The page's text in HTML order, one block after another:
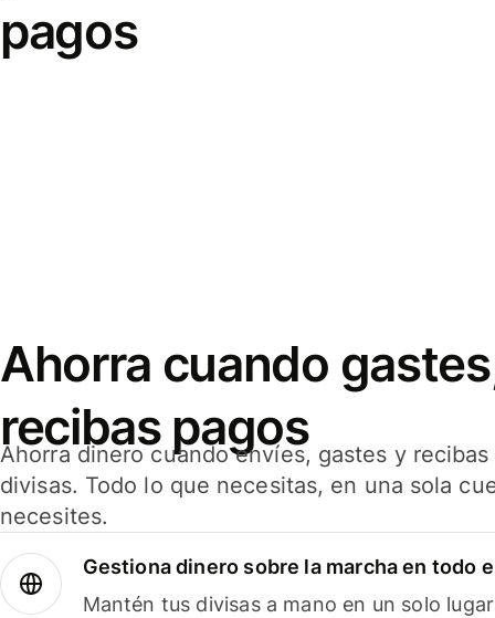
pagos
Ahorra cuando
recibas pagos
Ahorra dinero cuando envíes, gastes y
divisas. Todo lo que necesitas, en una sola
necesites.
Gestiona dinero sobre la marcha en todo
Mantén tus divisas a mano en un solo